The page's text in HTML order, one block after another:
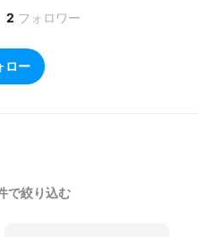
2 フォロワー
ロー
で絞り込む